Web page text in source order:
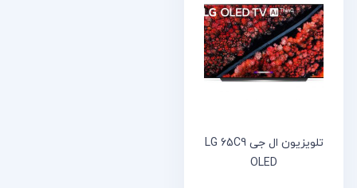
خانه
مقالات
و
تلویزیون ال جی LG 65C9
OLED